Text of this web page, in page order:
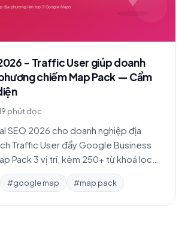
- Traffic User giúp doanh
chiếm Map Pack — Cẩm
phút đọc
SEO 2026 cho doanh nghiệp địa
Traffic User đẩy Google Business
Pack 3 vị trí, kèm 250+ từ khoá local
case study chi tiết.
#google map #map pack